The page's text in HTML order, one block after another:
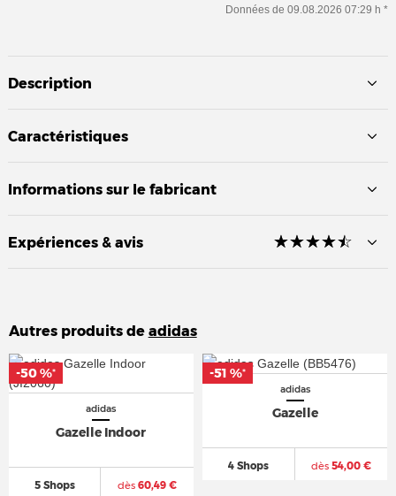
Données de 09.08.2026 07:29 h *
Description
Caractéristiques
Informations sur le fabricant
Expériences & avis ☆☆☆☆☆
★★★★★
Autres produits de adidas
adidas
Gazelle Indoor
5 Shops dès60,49 €
-50 %*
-50 %*
adidas
Gazelle
4 Shops dès54,00 €
-51 %*
-51 %*